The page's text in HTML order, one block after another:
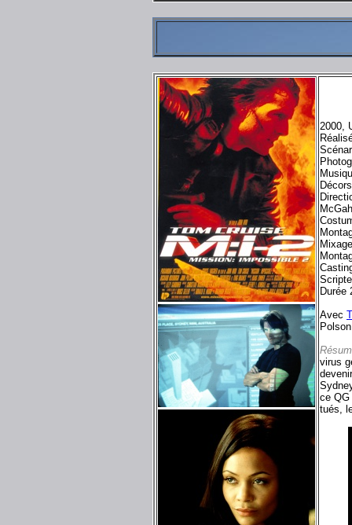
2000,
Durée
Avec
virus
ce QG
tués,